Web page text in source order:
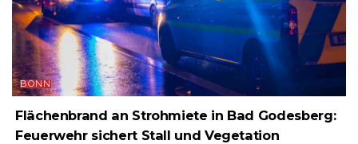
BONN
Flächenbrand an Strohmiete in Bad Godesberg:
Feuerwehr sichert Stall und Vegetation